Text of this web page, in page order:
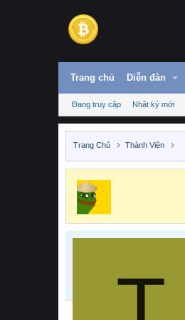
Trang chủ Diễn đàn
Đang truy cập Nhật ký mới
Trang Chủ Thành Viên